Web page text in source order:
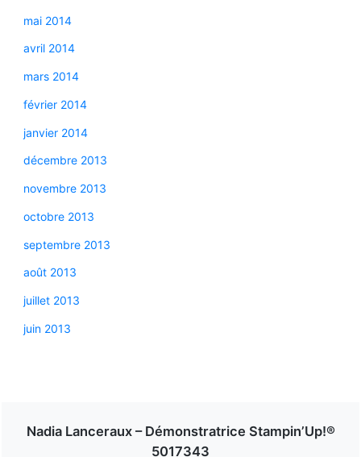
mai 2014
avril 2014
mars 2014
février 2014
janvier 2014
décembre 2013
novembre 2013
octobre 2013
septembre 2013
août 2013
juillet 2013
juin 2013
Nadia Lanceraux – Démonstratrice Stampin’Up!®
5017343